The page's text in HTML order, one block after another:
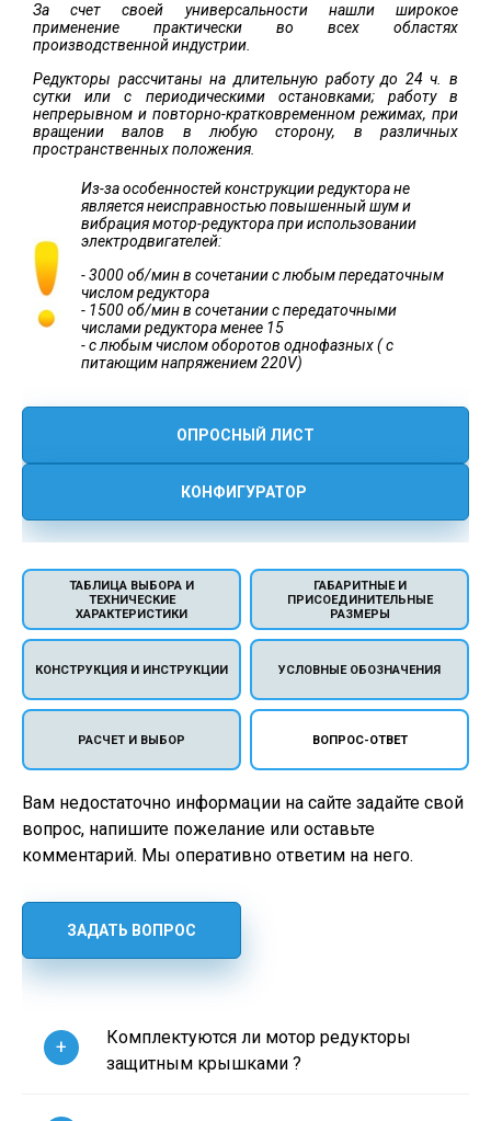
За счет своей универсальности нашли широкое
применение практически во всех областях
производственной индустрии.
Редукторы рассчитаны на длительную работу до 24 ч. в
сутки или с периодическими остановками; работу в
непрерывном и повторно-кратковременном режимах, при
вращении валов в любую сторону, в различных
пространственных положения.
Из-за особенностей конструкции редуктора не
является неисправностью повышенный шум и
вибрация мотор-редуктора при использовании
электродвигателей:
- 3000 об/мин в сочетании с любым передаточным
числом редуктора
- 1500 об/мин в сочетании с передаточными
числами редуктора менее 15
- с любым числом оборотов однофазных ( с
питающим напряжением 220V)
ОПРОСНЫЙ ЛИСТ
КОНФИГУРАТОР
ТАБЛИЦА ВЫБОРА И
ТЕХНИЧЕСКИЕ
ХАРАКТЕРИСТИКИ
ГАБАРИТНЫЕ И
ПРИСОЕДИНИТЕЛЬНЫЕ
РАЗМЕРЫ
КОНСТРУКЦИЯ И ИНСТРУКЦИИ УСЛОВНЫЕ ОБОЗНАЧЕНИЯ
РАСЧЕТ И ВЫБОР ВОПРОС-ОТВЕТ
Вам недостаточно информации на сайте задайте свой
вопрос, напишите пожелание или оставьте
комментарий. Мы оперативно ответим на него.
ЗАДАТЬ ВОПРОС
Комплектуются ли мотор редукторы
защитным крышками ?
+